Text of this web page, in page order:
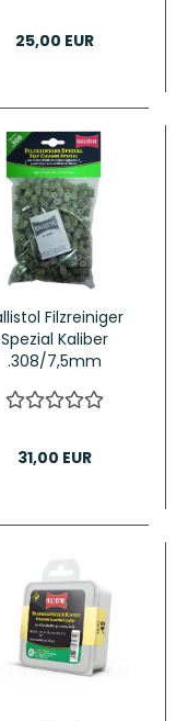
25,00 EUR
Filzreiniger
Spezial Kaliber
.308/7,5mm
31,00 EUR